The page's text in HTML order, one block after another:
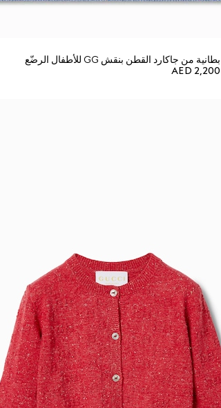
بطانية من جاكارد القطن بنقش GG للأطفال الرضّع
AED 2,200